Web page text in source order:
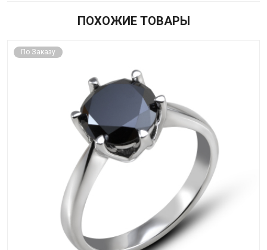
ПОХОЖИЕ ТОВАРЫ
По Заказу